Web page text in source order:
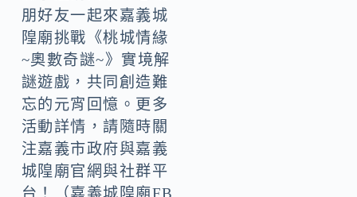
朋好友一起來嘉義城
隍廟挑戰《桃城情緣
~奧數奇謎~》實境解
謎遊戲，共同創造難
忘的元宵回憶。更多
活動詳情，請隨時關
注嘉義市政府與嘉義
城隍廟官網與社群平
台！（嘉義城隍廟FB